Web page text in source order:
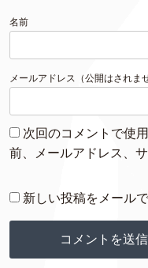
名前
メールアドレス（公開はされま
次回のコメントで使
前、メールアドレス、
新しい投稿をメール